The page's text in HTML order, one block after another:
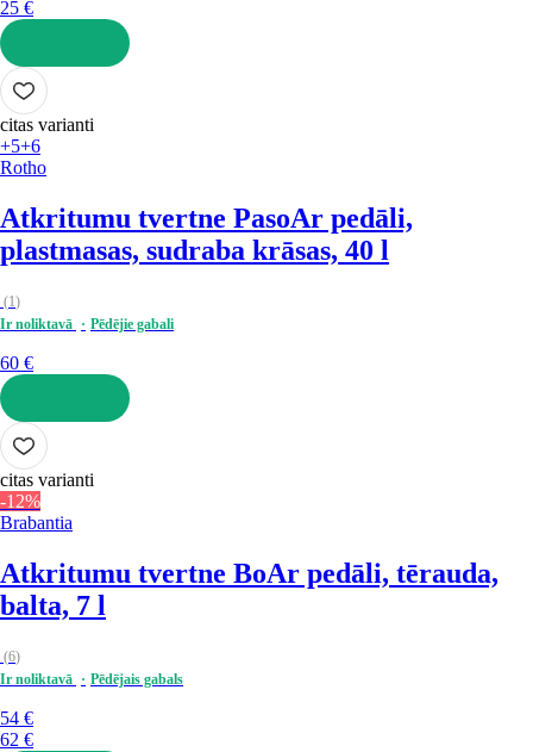
25 €
LIKT GROZĀ
citas varianti
+5+6
Rotho
Atkritumu tvertne PasoAr pedāli,
plastmasas, sudraba krāsas, 40 l
(1)
Ir noliktavā
Pēdējie gabali
60 €
LIKT GROZĀ
citas varianti
-12%
Brabantia
Atkritumu tvertne BoAr pedāli, tērauda,
balta, 7 l
(6)
Ir noliktavā
Pēdējais gabals
54 €
62 €